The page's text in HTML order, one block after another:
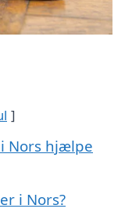
Nors hjælpe
i Nors?